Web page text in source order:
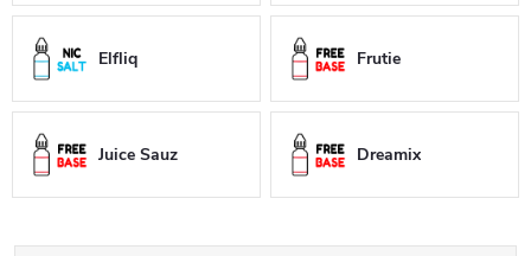
Elfliq Frutie
Juice Sauz Dreamix